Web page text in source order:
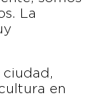
La
ciudad,
en